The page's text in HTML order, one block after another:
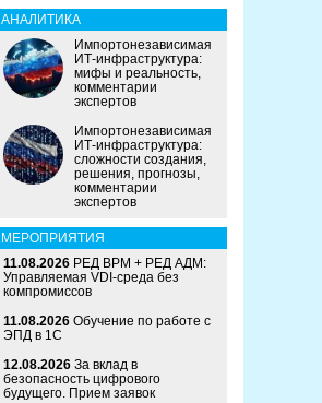
АНАЛИТИКА
Импортонезависимая
ИТ-инфраструктура:
мифы и реальность,
комментарии
экспертов
Импортонезависимая
ИТ-инфраструктура:
сложности создания,
решения, прогнозы,
комментарии
экспертов
МЕРОПРИЯТИЯ
11.08.2026 РЕД ВРМ + РЕД АДМ:
Управляемая VDI-среда без
компромиссов
11.08.2026 Обучение по работе с
ЭПД в 1С
12.08.2026 За вклад в
безопасность цифрового
будущего. Прием заявок